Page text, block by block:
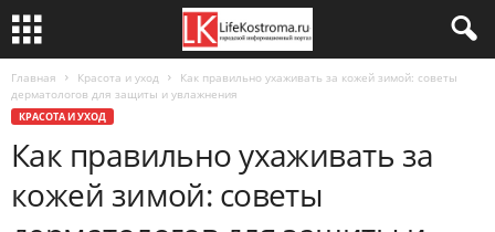
Главная Красота и уход
Как правильно ухаживать за кожей зимой: советы
дерматологов для защиты и увлажнения
КРАСОТА И УХОД
Как правильно ухаживать за
кожей зимой: советы